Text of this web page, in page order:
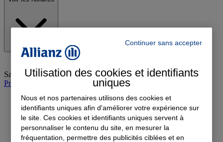
Samedi: Fermé
Prendre rendez-vous à l'agence
Continuer sans accepter
Utilisation des cookies et identifiants
uniques
Nous et nos partenaires utilisons des cookies et
identifiants uniques afin d'améliorer votre expérience sur
le site. Ces cookies et identifiants uniques servent à
personnaliser le contenu du site, en mesurer la
fréquentation, permettre des publicités ciblées et en